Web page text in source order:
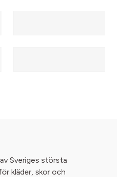
Sveriges största
kläder, skor och